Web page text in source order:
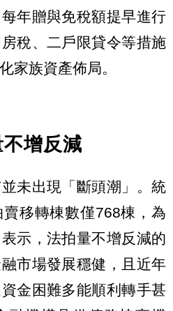
年贈與免稅額提早進行
稅、二戶限貸令等措施
家族資產佈局。
增反減
未出現「斷頭潮」。統
移轉棟數僅768棟，為
示，法拍量不增反減的
市場發展穩健，且近年
金困難多能順利轉手甚